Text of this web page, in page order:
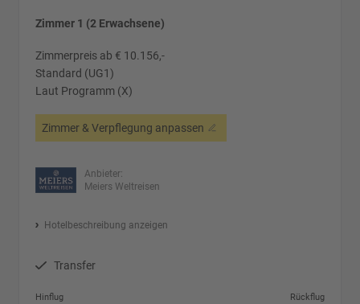
Zimmer 1 (2 Erwachsene)
Zimmerpreis ab € 10.156,-
Standard (UG1)
Laut Programm (X)
Zimmer & Verpflegung anpassen
Anbieter:
Meiers Weltreisen
Hotelbeschreibung anzeigen
Transfer
Hinflug
Rückflug